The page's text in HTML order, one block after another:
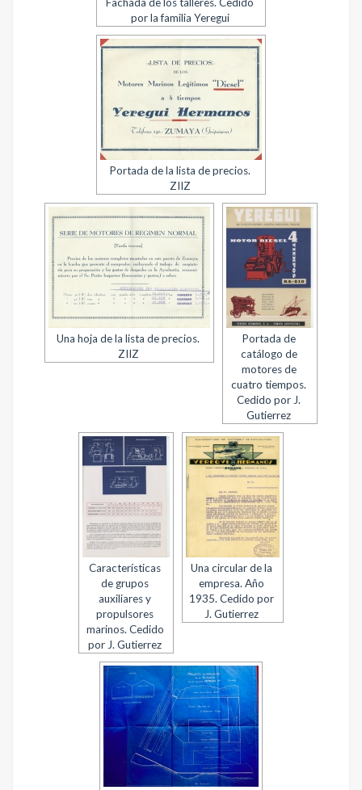
por la familia Yeregui
Portada de la lista de precios.
ZIIZ
Una hoja de la lista de precios.
ZIIZ
Portada de
catálogo de
motores de
cuatro tiempos.
Cedido por J.
Gutierrez
Características
de grupos
auxiliares y
propulsores
marinos. Cedido
por J. Gutierrez
Una circular de la
empresa. Año
1935. Cedido por
J. Gutierrez